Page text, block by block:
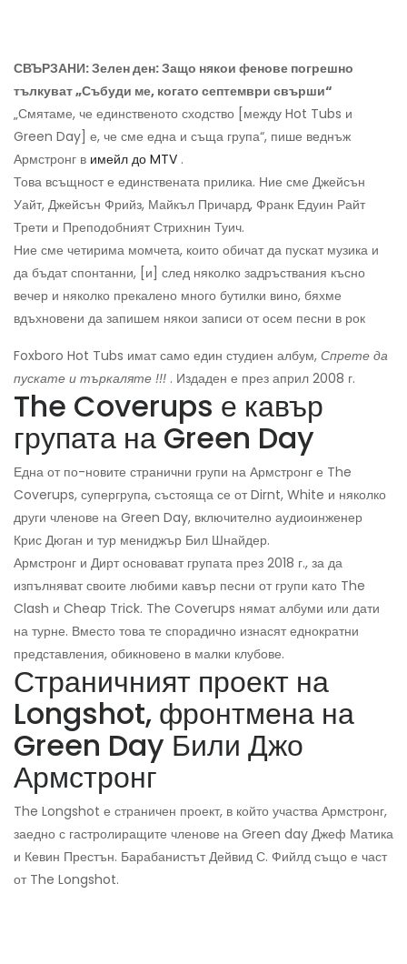
СВЪРЗАНИ: Зелен ден: Защо някои фенове погрешно
тълкуват „Събуди ме, когато септември свърши“
„Смятаме, че единственото сходство [между Hot Tubs и
Green Day] е, че сме една и съща група“, пише веднъж
Армстронг в имейл до MTV .
Това всъщност е единствената прилика. Ние сме Джейсън
Уайт, Джейсън Фрийз, Майкъл Причард, Франк Едуин Райт
Трети и Преподобният Стрихнин Туич.
Ние сме четирима момчета, които обичат да пускат музика и
да бъдат спонтанни, [и] след няколко задръствания късно
вечер и няколко прекалено много бутилки вино, бяхме
вдъхновени да запишем някои записи от осем песни в рок
Foxboro Hot Tubs имат само един студиен албум, Спрете да
пускате и търкаляте !!! . Издаден е през април 2008 г.
The Coverups е кавър
групата на Green Day
Една от по-новите странични групи на Армстронг е The
Coverups, супергрупа, състояща се от Dirnt, White и няколко
други членове на Green Day, включително аудиоинженер
Крис Дюган и тур мениджър Бил Шнайдер.
Армстронг и Дирт основават групата през 2018 г., за да
изпълняват своите любими кавър песни от групи като The
Clash и Cheap Trick. The Coverups нямат албуми или дати
на турне. Вместо това те спорадично изнасят еднократни
представления, обикновено в малки клубове.
Страничният проект на
Longshot, фронтмена на
Green Day Били Джо
Армстронг
The Longshot е страничен проект, в който участва Армстронг,
заедно с гастролиращите членове на Green day Джеф Матика
и Кевин Престън. Барабанистът Дейвид С. Фийлд също е част
от The Longshot.